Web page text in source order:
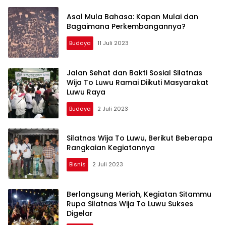
Asal Mula Bahasa: Kapan Mulai dan
Bagaimana Perkembangannya?
Budaya 11 Juli 2023
Jalan Sehat dan Bakti Sosial Silatnas
Wija To Luwu Ramai Diikuti Masyarakat
Luwu Raya
Budaya 2 Juli 2023
Silatnas Wija To Luwu, Berikut Beberapa
Rangkaian Kegiatannya
Bisnis 2 Juli 2023
Berlangsung Meriah, Kegiatan Sitammu
Rupa Silatnas Wija To Luwu Sukses
Digelar